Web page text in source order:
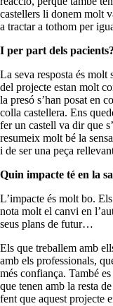
castellers li donem molt
a tractar a tothom per
I per part dels pacients?
La seva resposta és molt
del projecte estan molt
la presó s’han posat en
colla castellera. Ens
fer un castell va dir que
resumeix molt bé la
i de ser una peça
Quin impacte té en la
L’impacte és molt bo.
nota molt el canvi en
seus plans de futur…
Els que treballem amb
amb els professionals,
més confiança. També
que tenen amb la resta
fent que aquest projecte